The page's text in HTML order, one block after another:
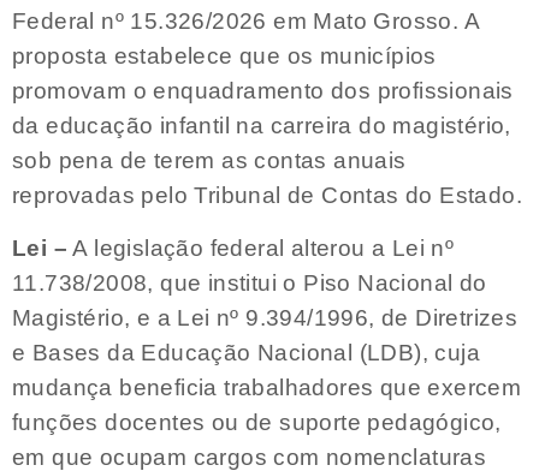
Federal nº 15.326/2026 em Mato Grosso. A
proposta estabelece que os municípios
promovam o enquadramento dos profissionais
da educação infantil na carreira do magistério,
sob pena de terem as contas anuais
reprovadas pelo Tribunal de Contas do Estado.
Lei – A legislação federal alterou a Lei nº
11.738/2008, que institui o Piso Nacional do
Magistério, e a Lei nº 9.394/1996, de Diretrizes
e Bases da Educação Nacional (LDB), cuja
mudança beneficia trabalhadores que exercem
funções docentes ou de suporte pedagógico,
em que ocupam cargos com nomenclaturas